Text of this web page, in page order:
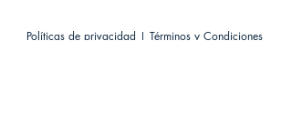
Políticas de privacidad | Términos y Condiciones